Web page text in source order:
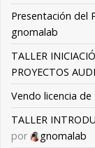
Presentación del
gnomalab
TALLER
PROYECTOS
Vendo licencia
TALLER
por
gnomalab